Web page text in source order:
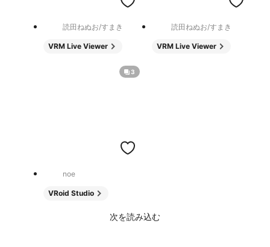
読田ねぬお/すまき
VRM Live Viewer
読田ねぬお/すまき
VRM Live Viewer
3
noe
VRoid Studio
次を読み込む